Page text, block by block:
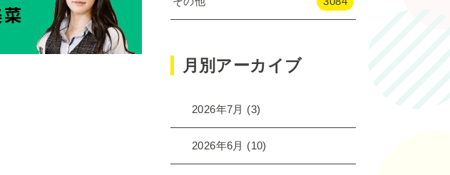
月別アーカイブ
2026年7月 (3)
2026年6月 (10)